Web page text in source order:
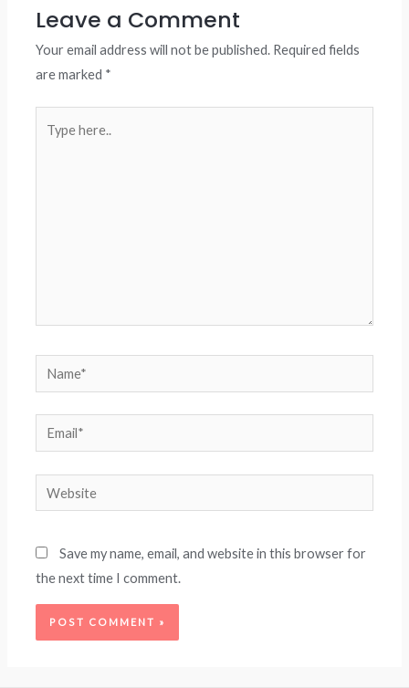
Leave a Comment
Your email address will not be published. Required fields
are marked *
here..
Name*
Email*
Website
Save my name, email, and website in this browser for
the next time I comment.